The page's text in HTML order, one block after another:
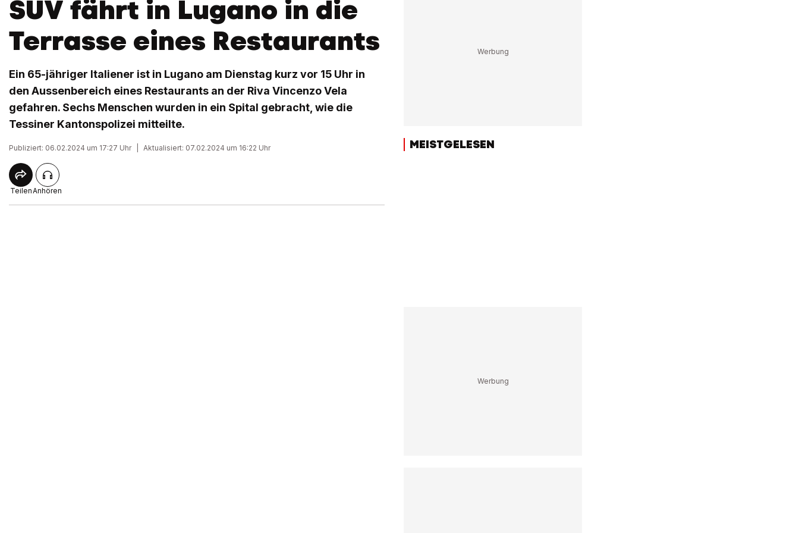
SUV fährt in Lugano in die
Terrasse eines Restaurants
Ein 65-jähriger Italiener ist in Lugano am Dienstag kurz vor 15 Uhr in
den Aussenbereich eines Restaurants an der Riva Vincenzo Vela
gefahren. Sechs Menschen wurden in ein Spital gebracht, wie die
Tessiner Kantonspolizei mitteilte.
Publiziert: 06.02.2024 um 17:27 Uhr Aktualisiert: 07.02.2024 um 16:22 Uhr
TeilenAnhören
MEISTGELESEN